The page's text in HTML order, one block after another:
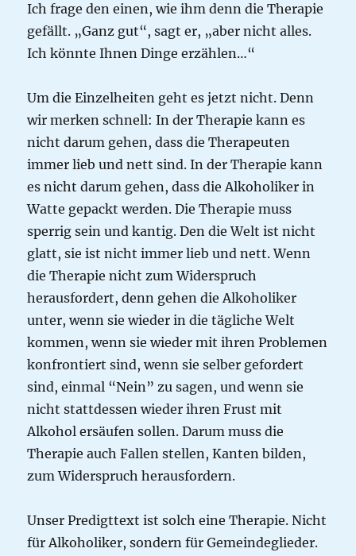
Ich frage den einen, wie ihm denn die Therapie
gefällt. „Ganz gut“, sagt er, „aber nicht alles.
Ich könnte Ihnen Dinge erzählen…“
Um die Einzelheiten geht es jetzt nicht. Denn
wir merken schnell: In der Therapie kann es
nicht darum gehen, dass die Therapeuten
immer lieb und nett sind. In der Therapie kann
es nicht darum gehen, dass die Alkoholiker in
Watte gepackt werden. Die Therapie muss
sperrig sein und kantig. Den die Welt ist nicht
glatt, sie ist nicht immer lieb und nett. Wenn
die Therapie nicht zum Widerspruch
herausfordert, denn gehen die Alkoholiker
unter, wenn sie wieder in die tägliche Welt
kommen, wenn sie wieder mit ihren Problemen
konfrontiert sind, wenn sie selber gefordert
sind, einmal “Nein” zu sagen, und wenn sie
nicht stattdessen wieder ihren Frust mit
Alkohol ersäufen sollen. Darum muss die
Therapie auch Fallen stellen, Kanten bilden,
zum Widerspruch herausfordern.
Unser Predigttext ist solch eine Therapie. Nicht
für Alkoholiker, sondern für Gemeindeglieder.